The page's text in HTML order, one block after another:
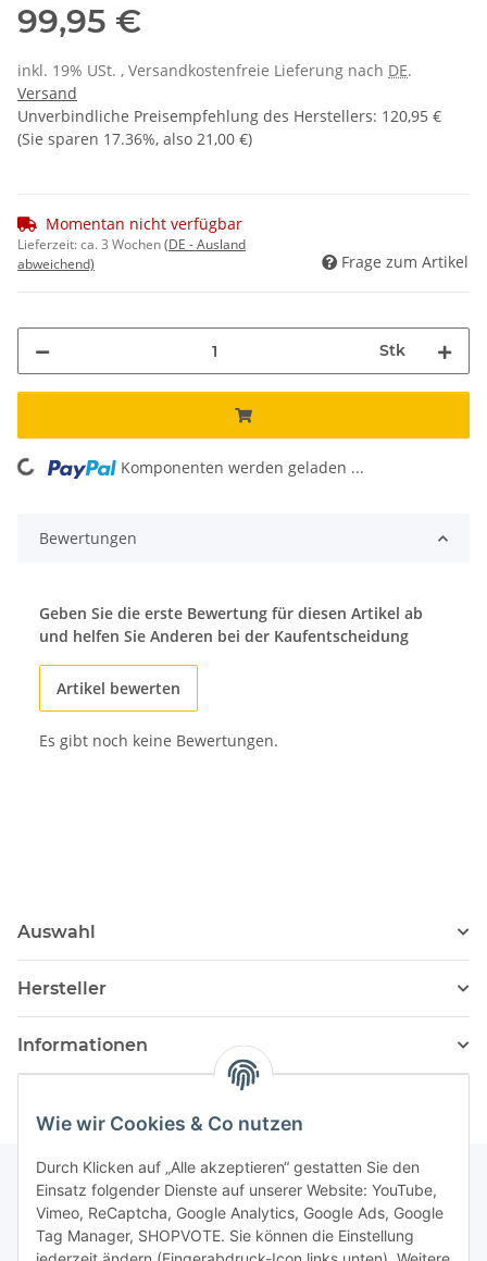
Wie wir Cookies & Co nutzen
Durch Klicken auf „Alle akzeptieren“ gestatten Sie den
Einsatz folgender Dienste auf unserer Website: YouTube,
Vimeo, ReCaptcha, Google Analytics, Google Ads, Google
Tag Manager, SHOPVOTE. Sie können die Einstellung
99,95 €
inkl. 19% USt. , Versandkostenfreie Lieferung nach DE.
Versand
Unverbindliche Preisempfehlung des Herstellers: 120,95 €
(Sie sparen 17.36%, also 21,00 €)
Momentan nicht verfügbar
Lieferzeit:ca. 3 Wochen(DE - Ausland
abweichend)
Frage zum Artikel
Stk
Loading... Komponenten werden geladen ...
Bewertungen
Geben Sie die erste Bewertung für diesen Artikel ab
und helfen Sie Anderen bei der Kaufentscheidung
Artikel bewerten
Es gibt noch keine Bewertungen.
Auswahl
Hersteller
Informationen
Newsletter Abonnieren